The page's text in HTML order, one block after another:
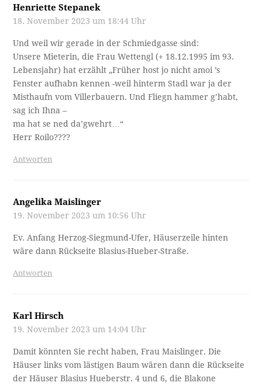
Henriette Stepanek
18. November 2023 um 18:44 Uhr
Und weil wir gerade in der Schmiedgasse sind:
Unsere Mieterin, die Frau Wettengl (+ 18.12.1995 im 93.
Lebensjahr) hat erzählt „Früher host jo nicht amoi ’s
Fenster aufhabn kennen -weil hinterm Stadl war ja der
Misthaufn vom Villerbauern. Und Fliegn hammer g’habt,
sag ich Ihna –
ma hat se ned da’gwehrt…“
Herr Roilo????
Antworten
Angelika Maislinger
19. November 2023 um 10:56 Uhr
Ev. Anfang Herzog-Siegmund-Ufer, Häuserzeile hinten
wäre dann Rückseite Blasius-Hueber-Straße.
Antworten
Karl Hirsch
19. November 2023 um 14:04 Uhr
Damit könnten Sie recht haben, Frau Maislinger. Die
Häuser links vom lästigen Baum wären dann die Rückseite
der Häuser Blasius Hueberstr. 4 und 6, die Blakone